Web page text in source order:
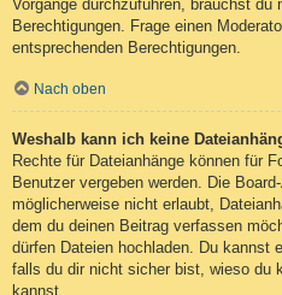
Vorgänge durchzuführen, brauchst du
Berechtigungen. Frage einen
entsprechenden Berechtigungen.
Nach oben
Weshalb kann ich keine
Rechte für Dateianhänge können für
Benutzer vergeben werden. Die
möglicherweise nicht erlaubt,
dem du deinen Beitrag verfassen
dürfen Dateien hochladen. Du kannst
falls du dir nicht sicher bist, wieso du
kannst.